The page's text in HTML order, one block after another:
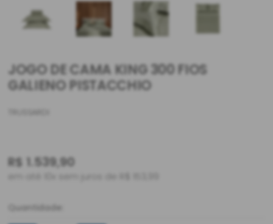
JOGO DE CAMA KING 300 FIOS
GALIENO PISTACCHIO
R$ 1.539,90
Quantidade: